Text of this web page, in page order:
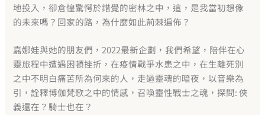
地投入，卻倉惶驚愕於錯覺的密林之中，這，是我當初想像
的未來嗎？回家的路，為什麼如此荊棘遍佈？
嘉娜娃與她的朋友們，2022最新企劃，我們希望，陪伴在心
靈旅程中遭遇困頓挫折，在疫情戰爭水患之中，在生離死別
之中不明白痛苦所為何來的人，走過靈魂的暗夜，以音樂為
引，詮釋博伽梵歌之中的情感，召喚靈性戰士之魂，探問: 俠
義還在？騎士也在？